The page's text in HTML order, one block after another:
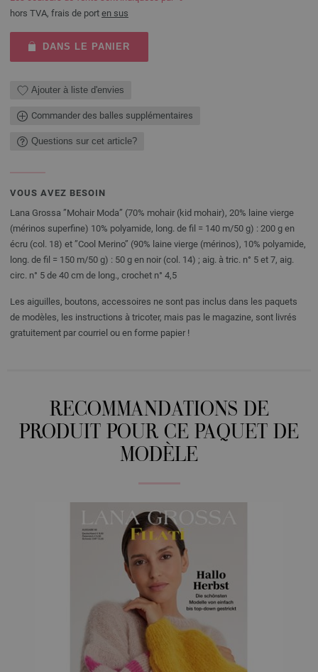
hors TVA, frais de port en sus
DANS LE PANIER
Ajouter à liste d'envies
Commander des balles supplémentaires
Questions sur cet article?
VOUS AVEZ BESOIN
Lana Grossa ”Mohair Moda” (70% mohair (kid mohair), 20% laine vierge
(mérinos superfine) 10% polyamide, long. de fil = 140 m/50 g) : 200 g en
écru (col. 18) et ”Cool Merino” (90% laine vierge (mérinos), 10% polyamide,
long. de fil = 150 m/50 g) : 50 g en noir (col. 14) ; aig. à tric. n° 5 et 7, aig.
circ. n° 5 de 40 cm de long., crochet n° 4,5
Les aiguilles, boutons, accessoires ne sont pas inclus dans les paquets
de modèles, les instructions à tricoter, mais pas le magazine, sont livrés
gratuitement par courriel ou en forme papier !
RECOMMANDATIONS DE
PRODUIT POUR CE PAQUET DE
MODÈLE